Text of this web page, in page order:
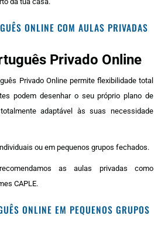
ONLINE COM AULAS PRIVADAS
Privado Online
Privado Online permite flexibilidade total
podem desenhar o seu próprio plano de
adaptável às suas necessidade
ou em pequenos grupos fechados.
as aulas privadas como
CAPLE.
ONLINE EM PEQUENOS GRUPOS